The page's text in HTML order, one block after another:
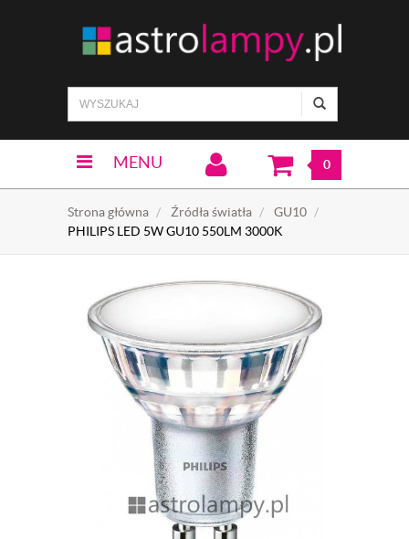
MENU 0
Strona główna Źródła światła
GU10
PHILIPS LED 5W GU10 550LM 3000K